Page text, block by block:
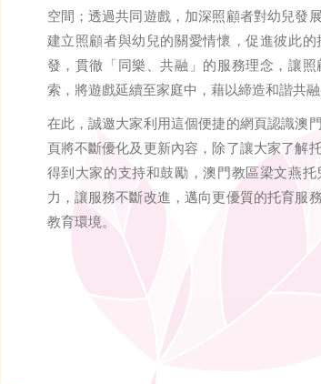
空間；透過共同遊戲，加深照顧者對幼兒發
建立照顧者與幼兒的關愛情懷，促進彼此
發，貫徹「同樂、共融」的服務理念，讓
索，將遊戲延續至家庭中，藉以締造和諧共融
在此，誠邀大家利用這個便捷的網頁認識澳
頁將不斷優化及更新內容，除了讓大家了解
得到大家的支持和鼓勵，澳門教區梁文燕
力，讓服務不斷改進，邁向更優質的托育服
教育環境。